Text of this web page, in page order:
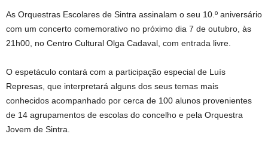
As Orquestras Escolares de Sintra assinalam o seu 10.º aniversário
com um concerto comemorativo no próximo dia 7 de outubro, às
21h00, no Centro Cultural Olga Cadaval, com entrada livre.
O espetáculo contará com a participação especial de Luís
Represas, que interpretará alguns dos seus temas mais
conhecidos acompanhado por cerca de 100 alunos provenientes
de 14 agrupamentos de escolas do concelho e pela Orquestra
Jovem de Sintra.